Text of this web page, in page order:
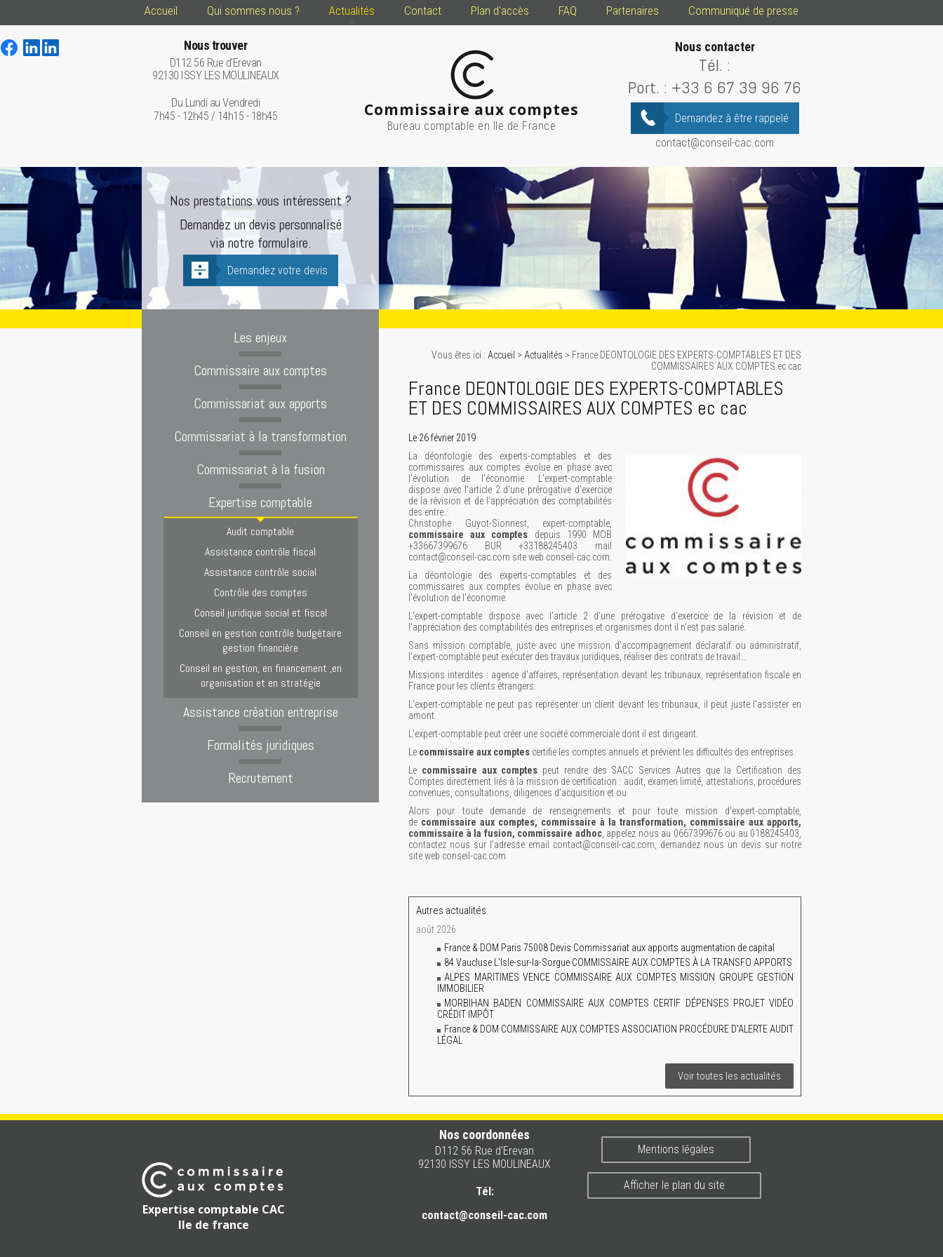
Accueil Qui sommes nous ? Actualités Contact Plan d'accès FAQ Partenaires Communiqué de presse
Commissaire aux comptes
Bureau comptable en Ile de France
Nous trouver
D112 56 Rue d'Erevan
92130 ISSY LES MOULINEAUX
Du Lundi au Vendredi
7h45 - 12h45 / 14h15 - 18h45
Nous contacter
Tél. :
Port. : +33 6 67 39 96 76
Demandez à être rappelé
contact@conseil-cac.com
Nos prestations vous intéressent ?
Demandez un devis personnalisé
via notre formulaire.
Demandez votre devis
Vous êtes ici : Accueil > Actualités > France DEONTOLOGIE DES EXPERTS-COMPTABLES ET DES
COMMISSAIRES AUX COMPTES ec cac
France DEONTOLOGIE DES EXPERTS-COMPTABLES
ET DES COMMISSAIRES AUX COMPTES ec cac
Le 26 février 2019
La déontologie des experts-comptables et des
commissaires aux comptes évolue en phase avec
l'évolution de l'économie. L'expert-comptable
dispose avec l'article 2 d'une prérogative d'exercice
de la révision et de l'appréciation des comptabilités
des entre…
Christophe Guyot-Sionnest, expert-comptable,
commissaire aux comptes depuis 1990 MOB
+33667399676 BUR +33188245403 mail
contact@conseil-cac.com site web conseil-cac.com.
La déontologie des experts-comptables et des
commissaires aux comptes évolue en phase avec
l'évolution de l'économie.
L'expert-comptable dispose avec l'article 2 d'une prérogative d'exercice de la révision et de
l'appréciation des comptabilités des entreprises et organismes dont il n'est pas salarié.
Sans mission comptable, juste avec une mission d'accompagnement déclaratif ou administratif,
l'expert-comptable peut exécuter des travaux juridiques, réaliser des contrats de travail…
Missions interdites : agence d'affaires, représentation devant les tribunaux, représentation fiscale en
France pour les clients étrangers.
L'expert-comptable ne peut pas représenter un client devant les tribunaux, il peut juste l'assister en
amont.
L'expert-comptable peut créer une société commerciale dont il est dirigeant.
Le commissaire aux comptes certifie les comptes annuels et prévient les difficultés des entreprises.
Le commissaire aux comptes peut rendre des SACC Services Autres que la Certification des
Comptes directement liés à la mission de certification : audit, examen limité, attestations, procédures
convenues, consultations, diligences d'acquisition et ou
Alors pour toute demande de renseignements et pour toute mission d'expert-comptable,
de commissaire aux comptes, commissaire à la transformation, commissaire aux apports,
commissaire à la fusion, commissaire adhoc, appelez nous au 0667399676 ou au 0188245403,
contactez nous sur l'adresse email contact@conseil-cac.com, demandez nous un devis sur notre
site web conseil-cac.com
Autres actualités
août 2026
France & DOM Paris 75008 Devis Commissariat aux apports augmentation de capital
84 Vaucluse L'Isle-sur-la-Sorgue COMMISSAIRE AUX COMPTES À LA TRANSFO APPORTS
ALPES MARITIMES VENCE COMMISSAIRE AUX COMPTES MISSION GROUPE GESTION
IMMOBILIER
MORBIHAN BADEN COMMISSAIRE AUX COMPTES CERTIF DÉPENSES PROJET VIDÉO
CRÉDIT IMPÔT
France & DOM COMMISSAIRE AUX COMPTES ASSOCIATION PROCÉDURE D'ALERTE AUDIT
LÉGAL
Voir toutes les actualités
Les enjeux
Commissaire aux comptes
Commissariat aux apports
Commissariat à la transformation
Commissariat à la fusion
Expertise comptable
Audit comptable
Assistance contrôle fiscal
Assistance contrôle social
Contrôle des comptes
Conseil juridique social et fiscal
Conseil en gestion contrôle budgétaire
gestion financière
Conseil en gestion, en financement ,en
organisation et en stratégie
Assistance création entreprise
Formalités juridiques
Recrutement
Expertise comptable CAC
Ile de france
Nos coordonnées
D112 56 Rue d'Erevan
92130 ISSY LES MOULINEAUX
Tél:
contact@conseil-cac.com
Mentions légales
Afficher le plan du site